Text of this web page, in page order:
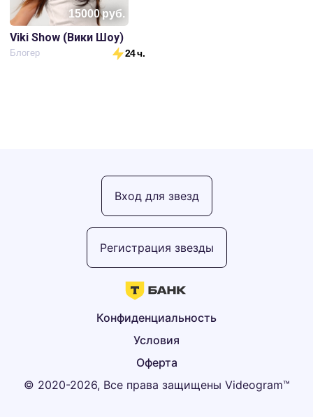
15000руб.
Viki Show (Вики Шоу)
Блогер 24 ч.
© 2020-2026, Все права защищены Videogram™
Оферта
Условия
Конфиденциальность
Регистрация звезды
Вход для звезд